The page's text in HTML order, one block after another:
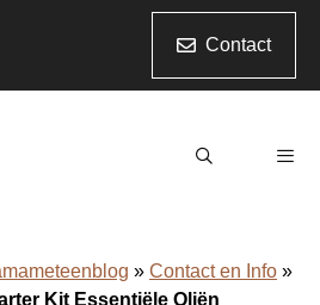
Contact
» Contact en Info »
Kit Essentiële Oliën